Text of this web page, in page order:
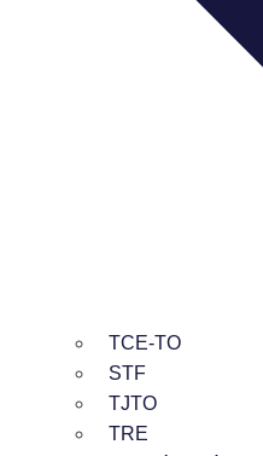
TCE-TO
STF
TJTO
TRE